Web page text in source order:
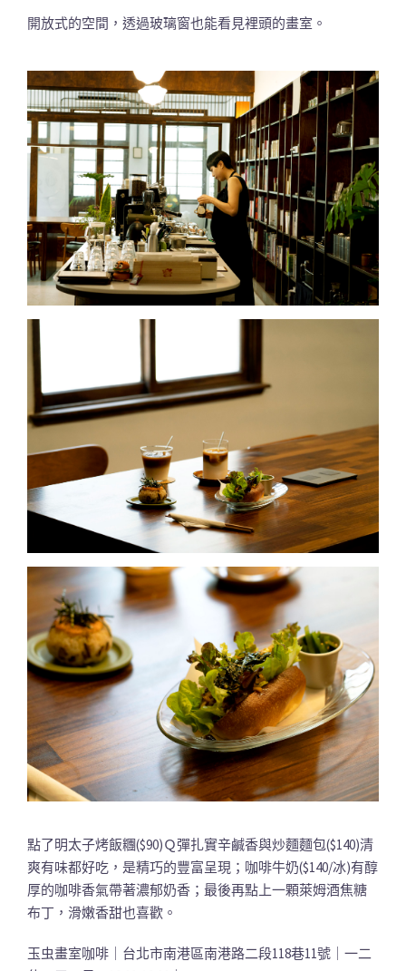
開放式的空間，透過玻璃窗也能看見裡頭的畫室。
點了明太子烤飯糰($90)Ｑ彈扎實辛鹹香與炒麵麵包($140)清
爽有味都好吃，是精巧的豐富呈現；咖啡牛奶($140/冰)有醇
厚的咖啡香氣帶著濃郁奶香；最後再點上一顆萊姆酒焦糖
布丁，滑嫩香甜也喜歡。
玉虫畫室咖啡｜台北市南港區南港路二段118巷11號｜一二